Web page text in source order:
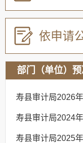
依申请
部门（单位）
寿县审计局2026
寿县审计局2024
寿县审计局2025